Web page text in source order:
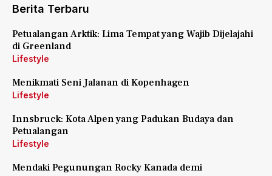
Berita Terbaru
Petualangan Arktik: Lima Tempat yang Wajib Dijelajahi
di Greenland
Lifestyle
Menikmati Seni Jalanan di Kopenhagen
Lifestyle
Innsbruck: Kota Alpen yang Padukan Budaya dan
Petualangan
Lifestyle
Mendaki Pegunungan Rocky Kanada demi